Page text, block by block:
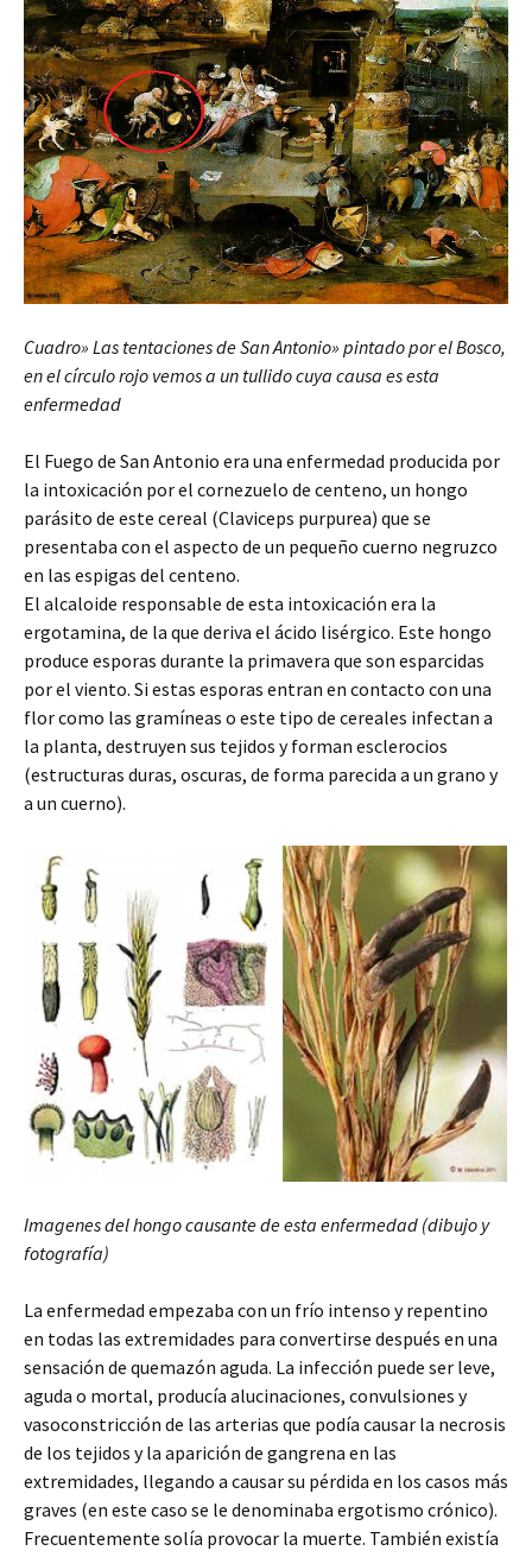
Cuadro» Las tentaciones de San Antonio» pintado por el Bosco,
en el círculo rojo vemos a un tullido cuya causa es esta
enfermedad
El Fuego de San Antonio era una enfermedad producida por
la intoxicación por el cornezuelo de centeno, un hongo
parásito de este cereal (Claviceps purpurea) que se
presentaba con el aspecto de un pequeño cuerno negruzco
en las espigas del centeno.
El alcaloide responsable de esta intoxicación era la
ergotamina, de la que deriva el ácido lisérgico. Este hongo
produce esporas durante la primavera que son esparcidas
por el viento. Si estas esporas entran en contacto con una
flor como las gramíneas o este tipo de cereales infectan a
la planta, destruyen sus tejidos y forman esclerocios
(estructuras duras, oscuras, de forma parecida a un grano y
a un cuerno).
Imagenes del hongo causante de esta enfermedad (dibujo y
fotografía)
La enfermedad empezaba con un frío intenso y repentino
en todas las extremidades para convertirse después en una
sensación de quemazón aguda. La infección puede ser leve,
aguda o mortal, producía alucinaciones, convulsiones y
vasoconstricción de las arterias que podía causar la necrosis
de los tejidos y la aparición de gangrena en las
extremidades, llegando a causar su pérdida en los casos más
graves (en este caso se le denominaba ergotismo crónico).
Frecuentemente solía provocar la muerte. También existía